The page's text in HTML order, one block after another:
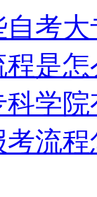
考
是
学
流